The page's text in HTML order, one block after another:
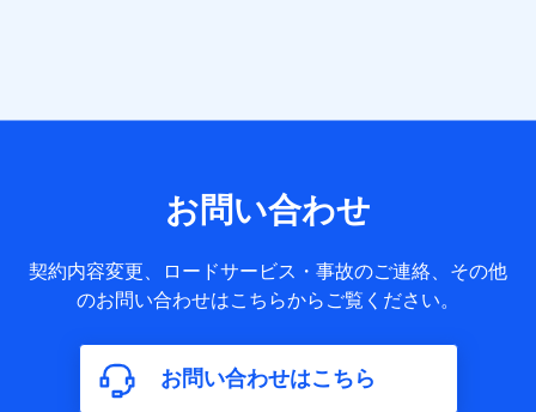
サービス提供等を通じて取得した、以下の情報などの個人デ
基本情報
氏名、電話番号、メールアドレス、お客さまの識別子、
属性、連絡先、dポイントサービスのご利用に関する情
構成、住所、dポイント残高、dポイント利用履歴などが
含まれます。
利用情報
お問い合わせ
契約内容変更、ロードサービス・事故のご連絡、その他
のお問い合わせはこちらからご覧ください。
お問い合わせはこちら